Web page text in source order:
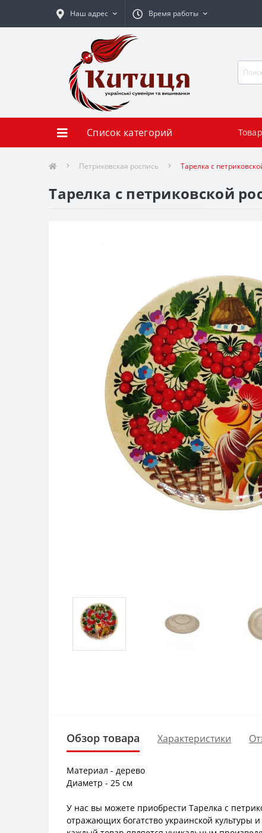
Наш адрес Время работы
Список категорий
Петриковская роспись Тарелка с
Тарелка с петриковской
Обзор товара Характеристики
Материал - дерево
Диаметр - 25 см
У нас вы можете приобрести Тарелка с
отражающих богатство украинской